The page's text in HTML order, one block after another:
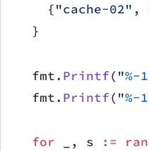
		{
"cache-02" ,
	}
	fmt.
Printf( "%-
	fmt.
Printf( "%-
	for
_, s :=